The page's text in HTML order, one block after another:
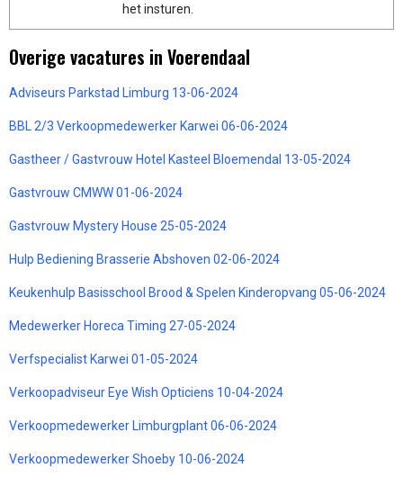
het insturen.
Overige vacatures in Voerendaal
Adviseurs Parkstad Limburg 13-06-2024
BBL 2/3 Verkoopmedewerker Karwei 06-06-2024
Gastheer / Gastvrouw Hotel Kasteel Bloemendal 13-05-2024
Gastvrouw CMWW 01-06-2024
Gastvrouw Mystery House 25-05-2024
Hulp Bediening Brasserie Abshoven 02-06-2024
Keukenhulp Basisschool Brood & Spelen Kinderopvang 05-06-2024
Medewerker Horeca Timing 27-05-2024
Verfspecialist Karwei 01-05-2024
Verkoopadviseur Eye Wish Opticiens 10-04-2024
Verkoopmedewerker Limburgplant 06-06-2024
Verkoopmedewerker Shoeby 10-06-2024